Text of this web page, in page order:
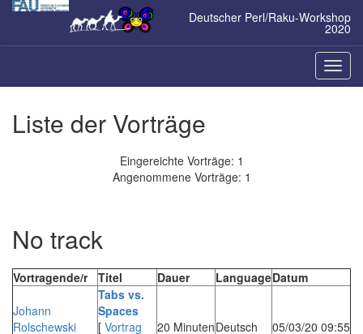
Zum
Deutscher Perl/Raku-Workshop
2020
ein-/
Liste der Vorträge
Eingereichte Vorträge: 1
Angenommene Vorträge: 1
No track
Vortragende/r Titel Dauer LanguageDatum
Johann
Rolschewski
‎Tabs vs.
Spaces‎
[ Vortrag
20 MinutenDeutsch 05/03/20 09:55